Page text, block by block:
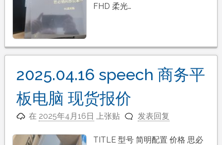
FHD 柔光…
2025.04.16 speech 商务平
板电脑 现货报价
在 2025年4月16日 上张贴 发表回复
TITLE 型号 简明配置 价格 思必